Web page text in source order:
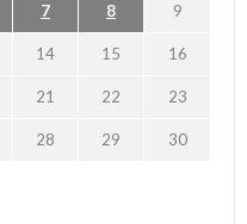
7 8 9
14 15 16
21 22 23
28 29 30